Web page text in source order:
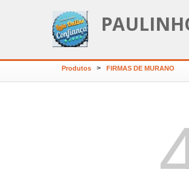
Produtos > FIRMAS DE MURANO